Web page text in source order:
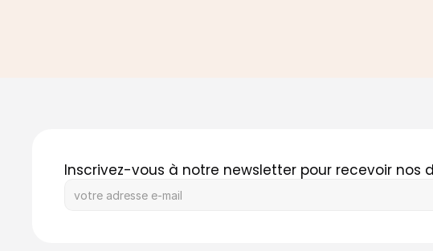
Inscrivez-vous à notre newsletter pour recevoir